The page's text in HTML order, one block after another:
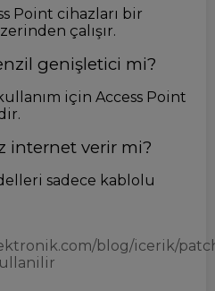
Point cihazları bir
çalışır.
genişletici mi?
için Access Point
internet verir mi?
sadece kablolu
blog/icerik/